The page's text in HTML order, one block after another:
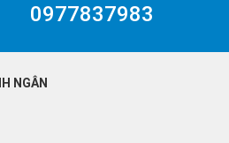
0977837983
NGÂN